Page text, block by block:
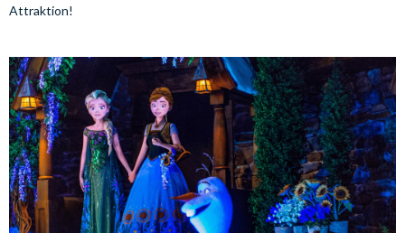
Attraktion!